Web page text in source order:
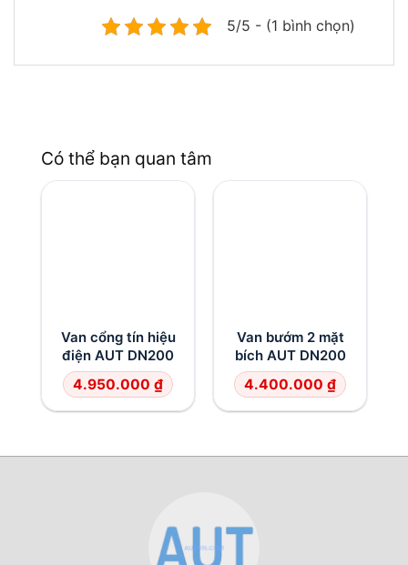
5/5 - (1 bình chọn)
Có thể bạn quan tâm
Van cổng tín hiệu
điện AUT DN200
4.950.000 ₫
Van bướm 2 mặt
bích AUT DN200
4.400.000 ₫